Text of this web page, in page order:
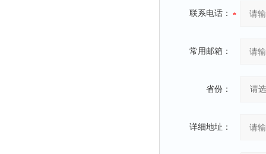
联系电话：
常用邮箱：
省份：
详细地址：